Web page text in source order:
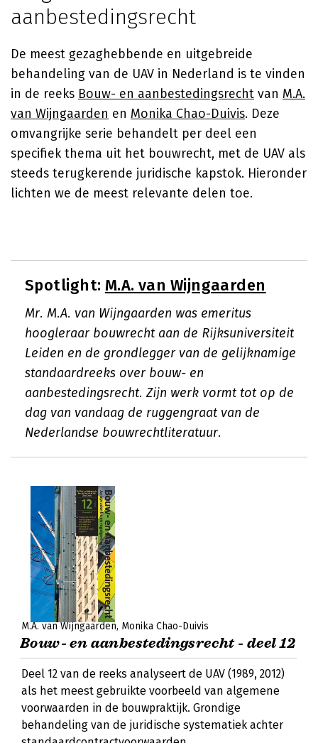
aanbestedingsrecht
De meest gezaghebbende en uitgebreide
behandeling van de UAV in Nederland is te vinden
in de reeks Bouw- en aanbestedingsrecht van M.A.
van Wijngaarden en Monika Chao-Duivis. Deze
omvangrijke serie behandelt per deel een
specifiek thema uit het bouwrecht, met de UAV als
steeds terugkerende juridische kapstok. Hieronder
lichten we de meest relevante delen toe.
Spotlight: M.A. van Wijngaarden
Mr. M.A. van Wijngaarden was emeritus
hoogleraar bouwrecht aan de Rijksuniversiteit
Leiden en de grondlegger van de gelijknamige
standaardreeks over bouw- en
aanbestedingsrecht. Zijn werk vormt tot op de
dag van vandaag de ruggengraat van de
Nederlandse bouwrechtliteratuur.
M.A. van Wijngaarden Monika Chao-Duivis
Bouw- en aanbestedingsrecht - deel 12
Deel 12 van de reeks analyseert de UAV (1989, 2012)
als het meest gebruikte voorbeeld van algemene
voorwaarden in de bouwpraktijk. Grondige
behandeling van de juridische systematiek achter